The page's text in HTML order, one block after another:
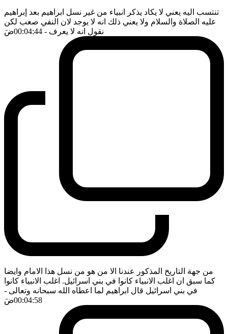
تنتسب اليه يعني لا يكاد يذكر انبياء من غير نسل ابراهيم بعد إبراهيم
عليه الصلاة والسلام ولا يعني ذلك انه لا يوجد لان النفي صعب لكن
نقول انه لا يعرف - 00:04:44 ضَ
من جهة التاريخ المذكور عندنا الا من هو من نسل هذا الامام وايضا
كما سبق ان اغلب الانبياء كانوا في بني اسرائيل. اغلب الانبياء كانوا
في بني اسرائيل قال ابراهيم لما اعطاه الله سبحانه وتعالى -
00:04:58ضَ